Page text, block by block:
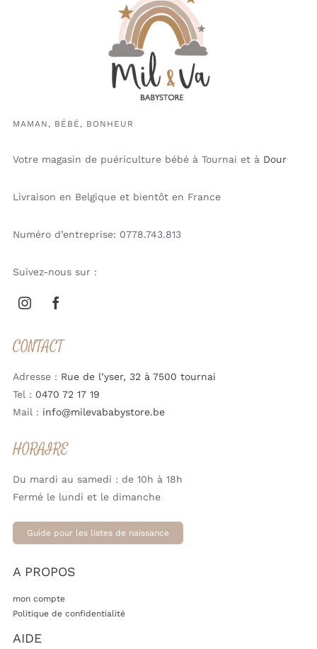
MAMAN, BÉBÉ, BONHEUR
Votre magasin de puériculture bébé à Tournai et à Dour
Livraison en Belgique et bientôt en France
Numéro d’entreprise: 0778.743.813
Suivez-nous sur :
CONTACT
Adresse : Rue de l’yser, 32 à 7500 tournai
Tel : 0470 72 17 19
Mail : info@milevababystore.be
HORAIRE
Du mardi au samedi : de 10h à 18h
Fermé le lundi et le dimanche
Guide pour les listes de naissance
A PROPOS
mon compte
Politique de confidentialité
AIDE